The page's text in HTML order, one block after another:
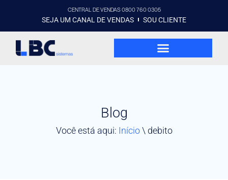
CENTRAL DE VENDAS 0800 760 0305
SEJA UM CANAL DE VENDAS SOU CLIENTE
Blog
Você está aqui: Início\ debito